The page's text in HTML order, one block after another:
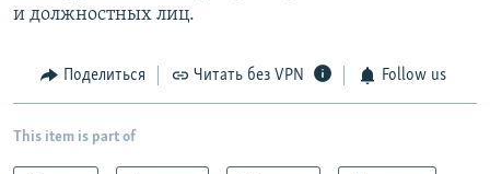
и должностных лиц.
Поделиться Читать без VPN Follow us
This item is part of